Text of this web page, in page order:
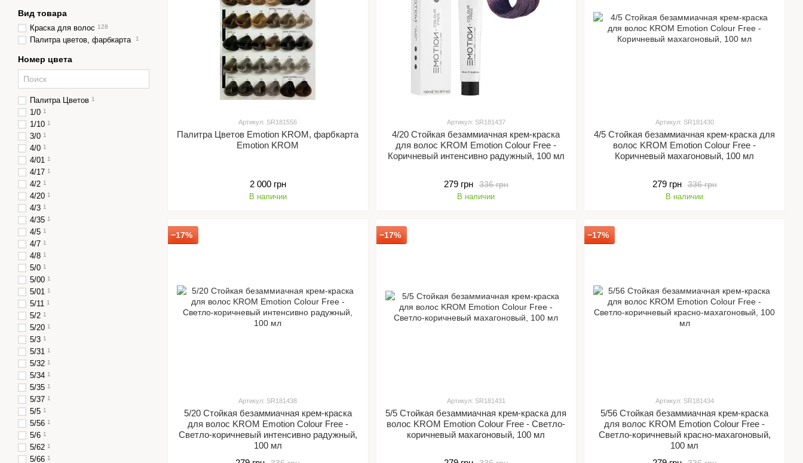
Артикул: SR181556
Палитра Цветов Emotion KROM, фарбкарта
Emotion KROM
2 000 грн
В наличии
Артикул: SR181437
4/20 Стойкая безаммиачная крем-краска
для волос KROM Emotion Colour Free -
Коричневый интенсивно радужный, 100 мл
336 грн
279 грн
В наличии
Артикул: SR181430
4/5 Стойкая безаммиачная крем-краска для
волос KROM Emotion Colour Free -
Коричневый махагоновый, 100 мл
336 грн
279 грн
В наличии
−17%
Артикул: SR181438
5/20 Стойкая безаммиачная крем-краска
для волос KROM Emotion Colour Free -
Светло-коричневый интенсивно радужный,
100 мл
−17%
Артикул: SR181431
5/5 Стойкая безаммиачная крем-краска для
волос KROM Emotion Colour Free - Светло-
коричневый махагоновый, 100 мл
−17%
Артикул: SR181434
5/56 Стойкая безаммиачная крем-краска
для волос KROM Emotion Colour Free -
Светло-коричневый красно-махагоновый,
100 мл
Вид товара
Краска для волос 128
Палитра цветов, фарбкарта 1
Номер цвета
Палитра Цветов 1
1/0 1
1/10 1
3/0 1
4/0 1
4/01 1
4/17 1
4/2 1
4/20 1
4/3 1
4/35 1
4/5 1
4/7 1
4/8 1
5/0 1
5/00 1
5/01 1
5/11 1
5/2 1
5/20 1
5/3 1
5/31 1
5/32 1
5/34 1
5/35 1
5/37 1
5/5 1
5/56 1
5/6 1
5/62 1
5/66 1